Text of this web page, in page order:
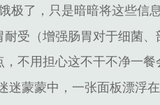
极了，只是暗暗将这些信
受（增强肠胃对于细菌
不用担心这不干不净一餐
迷蒙蒙中，一张面板漂浮在